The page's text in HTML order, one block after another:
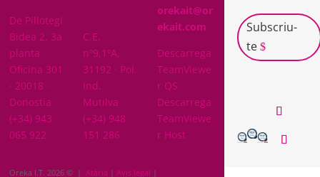
De Pillotegi
Bidea 2, 3a
planta
Oficina 301
· 20018 ·
Donostia
(+34) 943
065 922
C.E.
nº9,1ºA,
31192 · Pol.
Ind.
Mutilva
(+34) 948
151 286
orekait@or
ekait.com
Descarrega
TeamViewe
r QS
Descarrega
TeamViewe
r Host
Oreka I.T. 2026 © | Atària | Avis legal |
Subscriu-
te